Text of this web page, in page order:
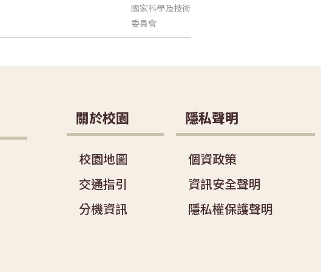
國家科學及技術
委員會
關於校園
校園地圖
交通指引
分機資訊
隱私聲明
個資政策
資訊安全聲明
隱私權保護聲明